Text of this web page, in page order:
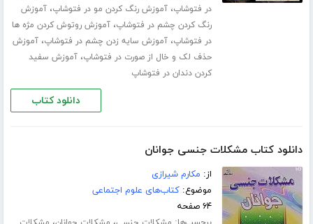
در فتوشاپ،آموزش رنگ کردن مو در فتوشاپ،آموزش
رنگ کردن چشم در فتوشاپ،آموزش روتوش کردن مژه ها
در فتوشاپ،آموزش سایه زدن چشم در فتوشاپ،آموزش
حذف لک و خال از صورت در فتوشاپ،آموزش سفید
کردن دندان در فتوشاپ
دانلود کتاب
دانلود کتاب مشکلات جنسی جوانان
از: مکارم شیرازی
موضوع:کتاب‌های علوم اجتماعی
۶۴ صفحه